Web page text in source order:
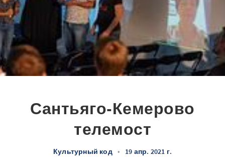
Сантьяго-Кемерово
телемост
Культурный код • 19 апр. 2021 г.